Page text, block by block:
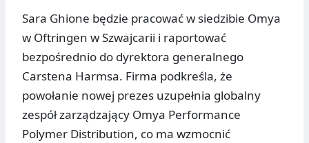
Sara Ghione będzie pracować w siedzibie Omya
w Oftringen w Szwajcarii i raportować
bezpośrednio do dyrektora generalnego
Carstena Harmsa. Firma podkreśla, że
powołanie nowej prezes uzupełnia globalny
zespół zarządzający Omya Performance
Polymer Distribution, co ma wzmocnić